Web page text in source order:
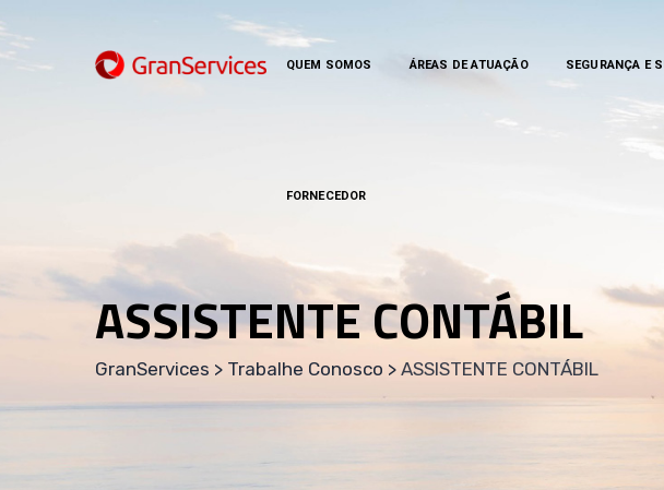
QUEM SOMOS ÁREAS DE ATUAÇÃO SEGURANÇA E
FORNECEDOR
ASSISTENTE CONTÁBIL
GranServices > Trabalhe Conosco > ASSISTENTE CONTÁBIL